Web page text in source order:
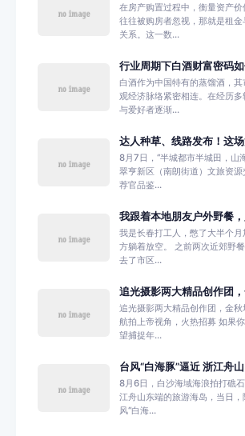
在房产购置过程中，衡量资产
往往被购房者忽视，那就是租
关系。这一数...
行业周期下白酒财富密码
白酒作为中国特有的蒸馏酒，
观经济脉络紧密相连。在经历
与爱好者逐渐...
达人种草、线路发布！这
8月7日，“半城都市半城田，
翠亨新区（南朗街道）文旅资
荐官品鉴...
我跟着本地朋友户外野餐
我是长春打工人，憋了大半个
方躺着放空。 之前两次近郊野
去了市区...
追光摄影两大精品创作团
追光摄影两大精品创作团，金
航拍上帝视角，火热招募 如果
望捕捉年...
台风“白海豚”逼近 浙江舟
8月6日，白沙海域海浪拍打礁
江舟山东端的旅游海岛，当日
风“白海...